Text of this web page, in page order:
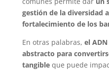
gestión de la diversidad
fortalecimiento de los
En otras palabras, el
abstracto para
tangibleque puede